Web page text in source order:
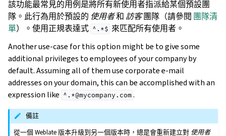
該功能最常見的用例是將所有新使用者指派給某個預設團
隊。此行為用於預設的 使用者和 訪客團隊（請參閱 團隊清
單）。使用正規表達式 ^.*$ 來匹配所有使用者。
Another use-case for this option might be to give some
additional privileges to employees of your company by
default. Assuming all of them use corporate e-mail
addresses on your domain, this can be accomplished with an
expression like ^.*@mycompany.com .
備註
從一個 Weblate 版本升級到另一個版本時，總是會重新建立對 使用者